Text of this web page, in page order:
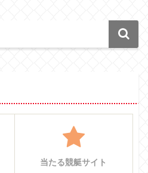
当たる競艇サイト